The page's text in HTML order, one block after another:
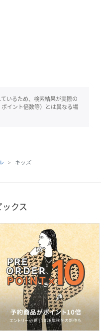
いるため、検索結果が実際の
イント倍数等）とは異なる場
キッズ
クス